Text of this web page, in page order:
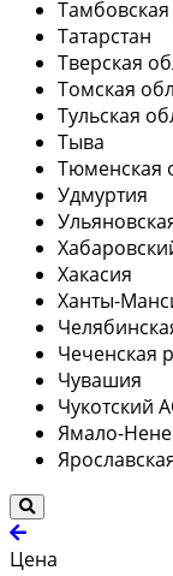
Тамбовская
Татарстан
Тверская
Томская
Тульская
Тыва
Тюменская
Удмуртия
Хакасия
Ханты-
Чеченская
Чувашия
Чукотский
Ямало-
Цена